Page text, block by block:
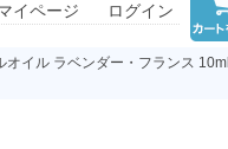
イページ ログイン
イル ラベンダー・フランス 10ml